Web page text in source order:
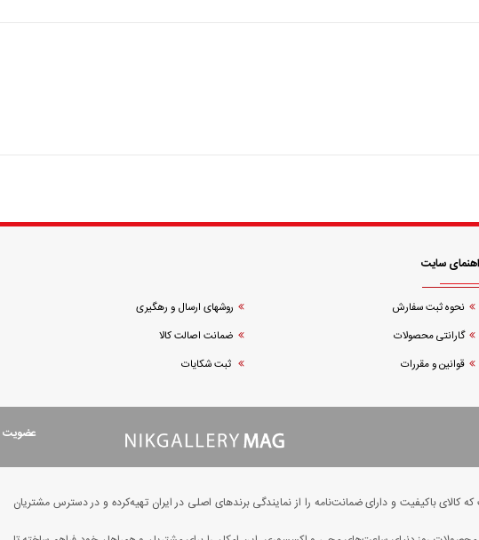
سایت
نحوه ثبت سفارش
روشهای ارسال و رهگیری
گارانتی محصولات
ضمانت اصالت کالا
قوانین و مقررات
ثبت شکایات
عضویت
باکیفیت و دارای ضمانت‌نامه را از نمایندگی برندهای اصلی در ایران تهیه‌کرده و در دسترس مشتریان